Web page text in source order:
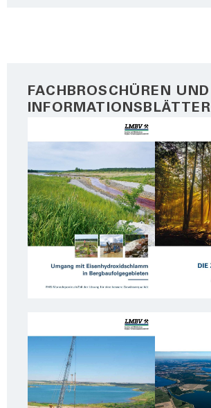
FACHBROSCHÜREN UND
INFORMATIONSBLÄTTER